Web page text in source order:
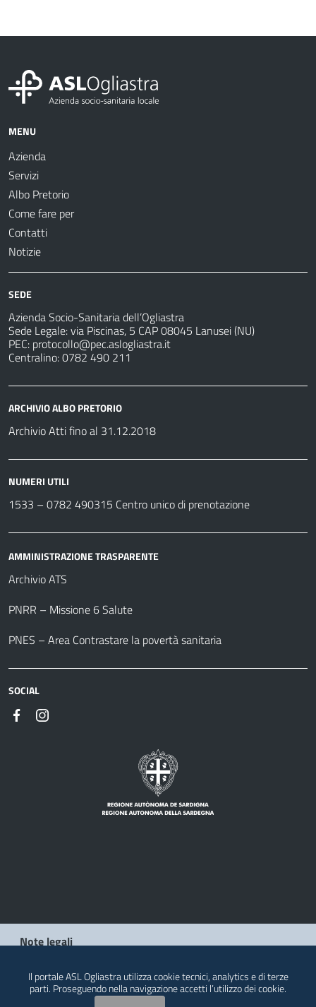
MENU
Azienda
Servizi
Albo Pretorio
Come fare per
Contatti
Notizie
SEDE
Azienda Socio-Sanitaria dell’Ogliastra
Sede Legale: via Piscinas, 5 CAP 08045 Lanusei (NU)
PEC: protocollo@pec.aslogliastra.it
Centralino: 0782 490 211
ARCHIVIO ALBO PRETORIO
Archivio Atti fino al 31.12.2018
NUMERI UTILI
1533 – 0782 490315 Centro unico di prenotazione
AMMINISTRAZIONE TRASPARENTE
Archivio ATS
PNRR – Missione 6 Salute
PNES – Area Contrastare la povertà sanitaria
SOCIAL
Note legali
Contatti
Il portale ASL Ogliastra utilizza cookie tecnici, analytics e di terze
parti. Proseguendo nella navigazione accetti l’utilizzo dei cookie.